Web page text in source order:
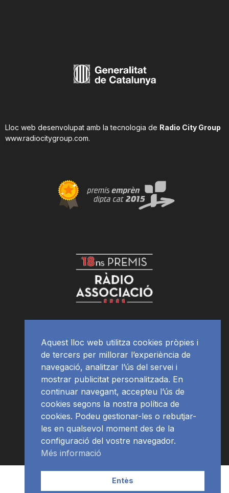
Lloc web desenvolupat amb la tecnologia de Radio City Group
www.radiocitygroup.com.
APP Programació
Aquest lloc web utilitza cookies pròpies i
de tercers per millorar l’experiència de
navegació, analitzar l’ús del servei i
mostrar publicitat personalitzada. En
continuar navegant, accepteu l’ús de
cookies segons la nostra política de
cookies. Podeu gestionar-les o rebutjar-
les en qualsevol moment des de la
configuració del vostre navegador.
Més informació
Entès